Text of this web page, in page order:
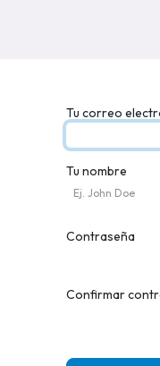
Tu correo
Tu nombre
Contraseña
Confirmar